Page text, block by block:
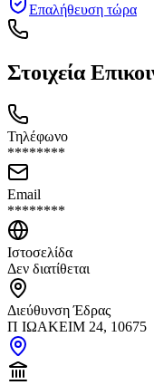
Επαλήθευση τώρα
Στοιχεία
Τηλέφωνο
********
Email
********
Ιστοσελίδα
Δεν διατίθεται
Διεύθυνση Έδρας
Π ΙΩΑΚΕΙΜ 24, 10675